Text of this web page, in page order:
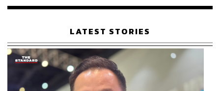
เรือนไทยที่ถูกซุกไว้
LATEST STORIES